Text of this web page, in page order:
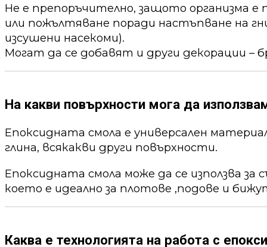
Не е препоръчително, защото организма
или пожълтяване поради настъпване на
изсушени насекоми).
Могат да се добавят и други декорации –
На какви повърхности мога да
Епоксидната смола е универсален
глина, всякакви други повърхности.
Епоксидната смола може да се използва за
което е идеално за плотове ,подове и
Каква е технологията на работа с